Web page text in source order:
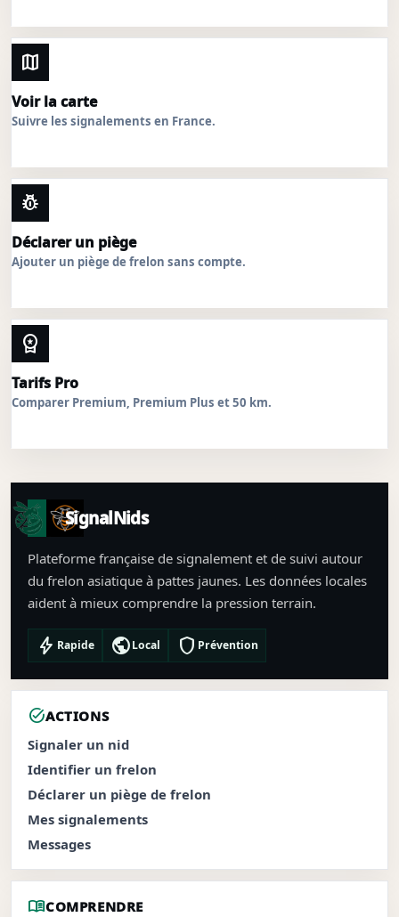
map
Voir la carte
Suivre les signalements en France.
pest_control
Déclarer un piège
Ajouter un piège de frelon sans compte.
workspace_premium
Tarifs Pro
Comparer Premium, Premium Plus et 50 km.
SignalNids
Plateforme française de signalement et de suivi autour
du frelon asiatique à pattes jaunes. Les données locales
aident à mieux comprendre la pression terrain.
bolt Rapide publicLocal shield Prévention
task_altACTIONS
Signaler un nid
Identifier un frelon
Déclarer un piège de frelon
Mes signalements
Messages
menu_bookCOMPRENDRE